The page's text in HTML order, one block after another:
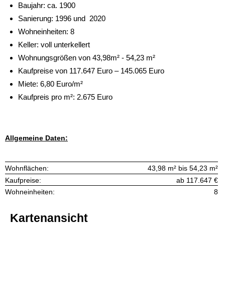
Baujahr: ca. 1900
Sanierung: 1996 und 2020
Wohneinheiten: 8
Keller: voll unterkellert
Wohnungsgrößen von 43,98m² - 54,23 m²
Kaufpreise von 117.647 Euro – 145.065 Euro
Miete: 6,80 Euro/m²
Kaufpreis pro m²: 2.675 Euro
Allgemeine Daten:
Wohnflächen:
Kaufpreise:
Wohneinheiten:
43,98 m² bis 54,23 m²
ab 117.647 €
8
Kartenansicht